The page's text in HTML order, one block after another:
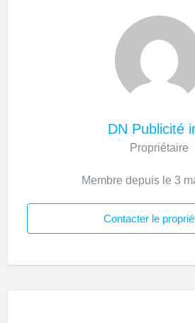
DN Publicité
Propriétaire
Membre depuis le 3
Contacter le